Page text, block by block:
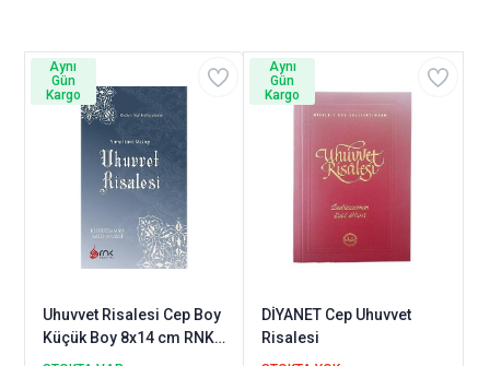
Uhuvvet Risalesi Cep Boy
Küçük Boy 8x14 cm RNK
Neşriyat
Aynı
Gün
Kargo
DİYANET Cep Uhuvvet
Risalesi
Aynı
Gün
Kargo